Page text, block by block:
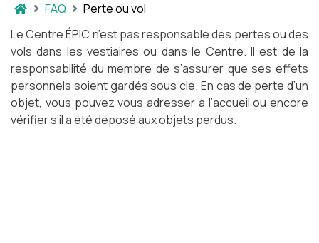
FAQ
Perte ou vol
Le Centre ÉPIC n’est pas responsable des pertes ou des
vols dans les vestiaires ou dans le Centre. Il est de la
responsabilité du membre de s’assurer que ses effets
personnels soient gardés sous clé. En cas de perte d’un
objet, vous pouvez vous adresser à l’accueil ou encore
vérifier s’il a été déposé aux objets perdus.